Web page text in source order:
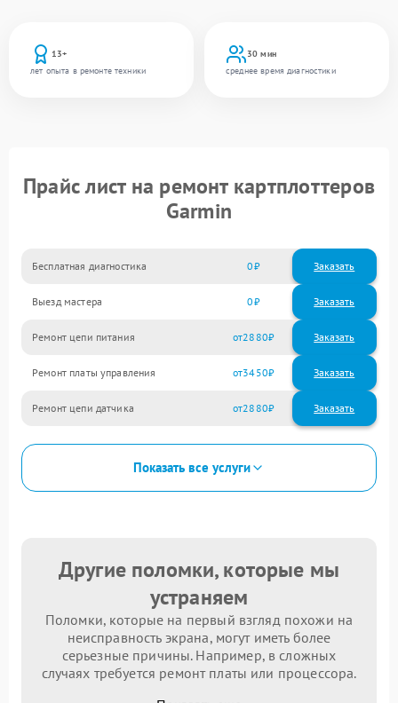
13+
лет опыта в ремонте техники
30 мин
среднее время диагностики
Прайс лист на ремонт картплоттеров
Garmin
Бесплатная диагностика 0 Заказать
Выезд мастера 0 Заказать
Ремонт цепи питания 2880
Ремонт платы управления 3450
Ремонт цепи датчика 2880
Показать все услуги
Другие поломки, которые мы
устраняем
Поломки, которые на первый взгляд похожи на
неисправность экрана, могут иметь более
серьезные причины. Например, в сложных
случаях требуется ремонт платы или процессора.